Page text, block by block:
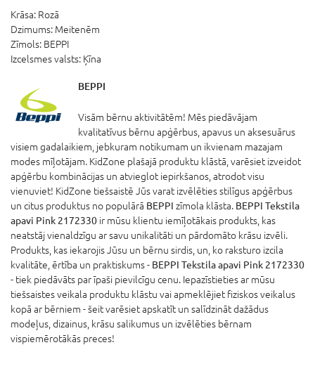
Krāsa: Rozā
Dzimums: Meitenēm
Zīmols: BEPPI
Izcelsmes valsts: Ķīna
BEPPI
Visām bērnu aktivitātēm! Mēs piedāvājam
kvalitatīvus bērnu apģērbus, apavus un aksesuārus
visiem gadalaikiem, jebkuram notikumam un ikvienam mazajam
modes mīļotājam. KidZone plašajā produktu klāstā, varēsiet izveidot
apģērbu kombinācijas un atvieglot iepirkšanos, atrodot visu
vienuviet! KidZone tiešsaistē Jūs varat izvēlēties stilīgus apģērbus
un citus produktus no populārā BEPPI zīmola klāsta. BEPPI Tekstila
apavi Pink 2172330 ir mūsu klientu iemīļotākais produkts, kas
neatstāj vienaldzīgu ar savu unikalitāti un pārdomāto krāsu izvēli.
Produkts, kas iekarojis Jūsu un bērnu sirdis, un, ko raksturo izcila
kvalitāte, ērtība un praktiskums - BEPPI Tekstila apavi Pink 2172330
- tiek piedāvāts par īpaši pievilcīgu cenu. Iepazīstieties ar mūsu
tiešsaistes veikala produktu klāstu vai apmeklējiet fiziskos veikalus
kopā ar bērniem - šeit varēsiet apskatīt un salīdzināt dažādus
modeļus, dizainus, krāsu salikumus un izvēlēties bērnam
vispiemērotākās preces!